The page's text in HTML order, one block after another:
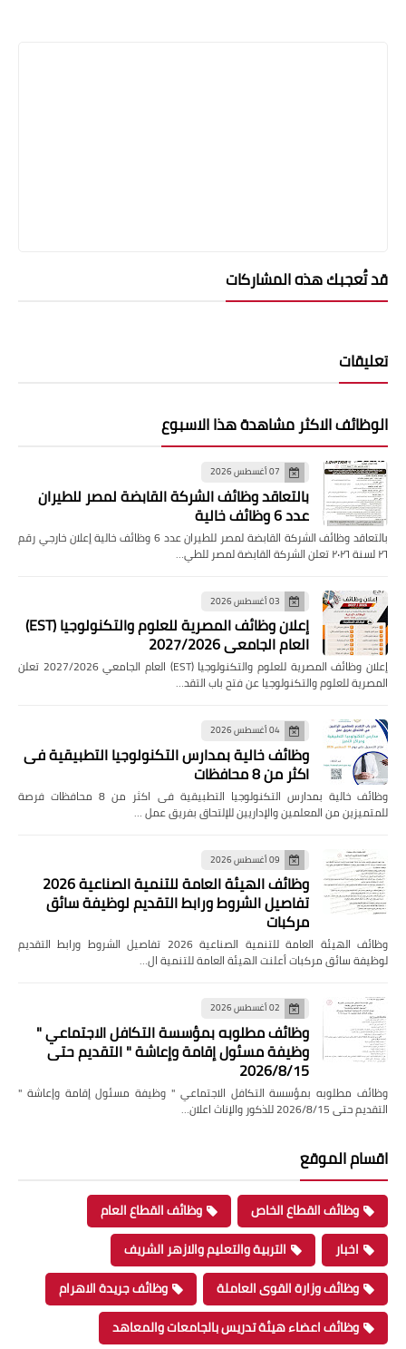
قد تُعجبك هذه المشاركات
تعليقات
الوظائف الاكثر مشاهدة هذا الاسبوع
07 أغسطس 2026
بالتعاقد وظائف الشركة القابضة لمصر للطيران
عدد 6 وظائف خالية
بالتعاقد وظائف الشركة القابضة لمصر للطيران عدد 6 وظائف خالية إعلان خارجي رقم
٢٦ لسنة ٢٠٢٦ تعلن الشركة القابضة لمصر للطي…
03 أغسطس 2026
إعلان وظائف المصرية للعلوم والتكنولوجيا (EST)
العام الجامعي 2027/2026
إعلان وظائف المصرية للعلوم والتكنولوجيا (EST) العام الجامعي 2027/2026 تعلن
المصرية للعلوم والتكنولوجيا عن فتح باب التقد…
04 أغسطس 2026
وظائف خالية بمدارس التكنولوجيا التطبيقية فى
اكثر من 8 محافظات
وظائف خالية بمدارس التكنولوجيا التطبيقية فى اكثر من 8 محافظات فرصة
للمتميزين من المعلمين والإداريين للإلتحاق بفريق عمل …
09 أغسطس 2026
وظائف الهيئة العامة للتنمية الصناعية 2026
تفاصيل الشروط ورابط التقديم لوظيفة سائق
مركبات
وظائف الهيئة العامة للتنمية الصناعية 2026 تفاصيل الشروط ورابط التقديم
لوظيفة سائق مركبات أعلنت الهيئة العامة للتنمية ال…
02 أغسطس 2026
وظائف مطلوبه بمؤسسة التكافل الاجتماعي "
وظيفة مسئول إقامة وإعاشة " التقديم حتى
2026/8/15
وظائف مطلوبه بمؤسسة التكافل الاجتماعي " وظيفة مسئول إقامة وإعاشة "
التقديم حتى 2026/8/15 للذكور والإناث اعلان…
اقسام الموقع
وظائف القطاع الخاص
وظائف القطاع العام
اخبار
التربية والتعليم والازهر الشريف
وظائف وزارة القوى العاملة
وظائف جريدة الاهرام
وظائف اعضاء هيئة تدريس بالجامعات والمعاهد